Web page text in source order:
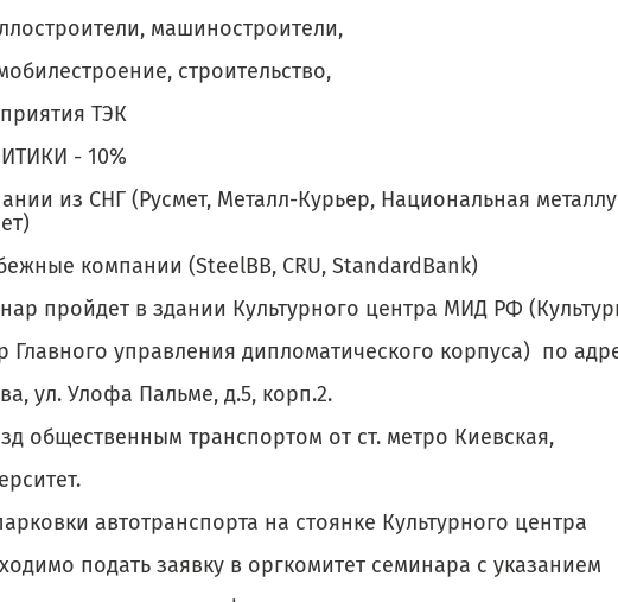
машиностроители,
строительство,
ТЭК
- 10%
из СНГ (Русмет, Металл-Курьер, Национальная
компании (SteelBB, CRU, StandardBank)
пройдет в здании Культурного центра МИД РФ
Главного управления дипломатического корпуса) по
ул. Улофа Пальме, д.5, корп.2.
общественным транспортом от ст. метро Киевская,
автотранспорта на стоянке Культурного центра
подать заявку в оргкомитет семинара с указанием